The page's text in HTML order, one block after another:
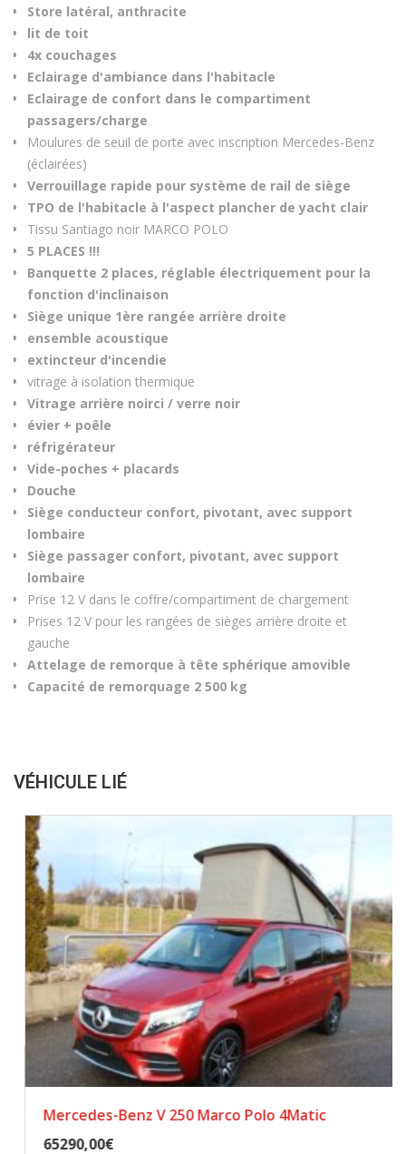
Store latéral, anthracite
lit de toit
4x couchages
Eclairage d'ambiance dans l'habitacle
Eclairage de confort dans le compartiment
passagers/charge
Moulures de seuil de porte avec inscription Mercedes-Benz
(éclairées)
Verrouillage rapide pour système de rail de siège
TPO de l'habitacle à l'aspect plancher de yacht clair
Tissu Santiago noir MARCO POLO
5 PLACES !!!
Banquette 2 places, réglable électriquement pour la
fonction d'inclinaison
Siège unique 1ère rangée arrière droite
ensemble acoustique
extincteur d'incendie
vitrage à isolation thermique
Vitrage arrière noirci / verre noir
évier + poêle
réfrigérateur
Vide-poches + placards
Douche
Siège conducteur confort, pivotant, avec support
lombaire
Siège passager confort, pivotant, avec support
lombaire
Prise 12 V dans le coffre/compartiment de chargement
Prises 12 V pour les rangées de sièges arrière droite et
gauche
Attelage de remorque à tête sphérique amovible
Capacité de remorquage 2 500 kg
VÉHICULE LIÉ
Mercedes-Benz V 250 Marco Polo 4Matic
65290,00€